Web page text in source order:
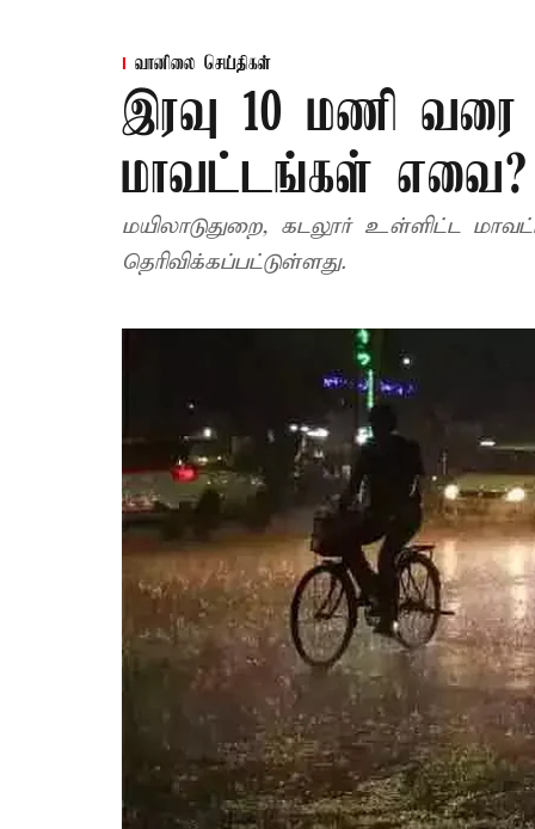
வானிலை செய்திகள்
இரவு 10 மணி
மாவட்டங்கள் எவை?
மயிலாடுதுறை, கடலூர் உள்ளிட்ட
தெரிவிக்கப்பட்டுள்ளது.